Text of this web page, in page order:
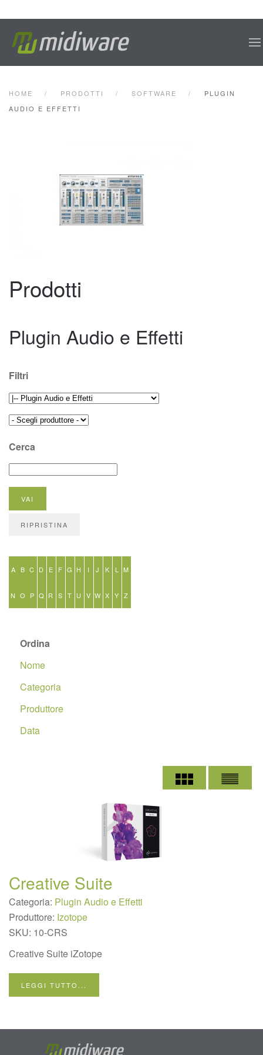
HOME PRODOTTI SOFTWARE
PLUGIN
AUDIO E EFFETTI
Prodotti
Plugin Audio e Effetti
Filtri
Cerca
A B C D E F G H I J K L M
N O P Q R S T U V W X Y Z
Ordina
Nome
Categoria
Produttore
Data
Creative Suite
Categoria: Plugin Audio e Effetti
Produttore: Izotope
SKU: 10-CRS
Creative Suite iZotope
LEGGI TUTTO...